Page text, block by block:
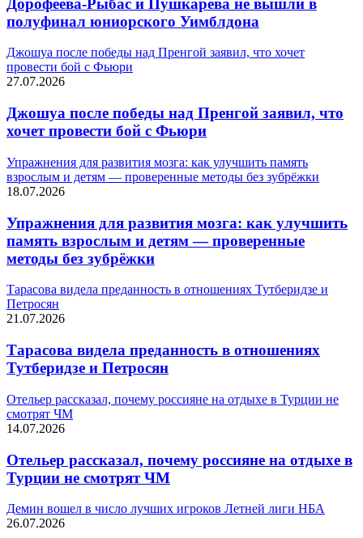
Дорофеева-Рыбас и Пушкарева не вышли в
полуфинал юниорского Уимблдона
Джошуа после победы над Пренгой заявил, что хочет
провести бой с Фьюри
27.07.2026
Джошуа после победы над Пренгой заявил, что
хочет провести бой с Фьюри
Упражнения для развития мозга: как улучшить память
взрослым и детям — проверенные методы без зубрёжки
18.07.2026
Упражнения для развития мозга: как улучшить
память взрослым и детям — проверенные
методы без зубрёжки
Тарасова видела преданность в отношениях Тутберидзе и
Петросян
21.07.2026
Тарасова видела преданность в отношениях
Тутберидзе и Петросян
Отельер рассказал, почему россияне на отдыхе в Турции не
смотрят ЧМ
14.07.2026
Отельер рассказал, почему россияне на отдыхе в
Турции не смотрят ЧМ
Демин вошел в число лучших игроков Летней лиги НБА
26.07.2026